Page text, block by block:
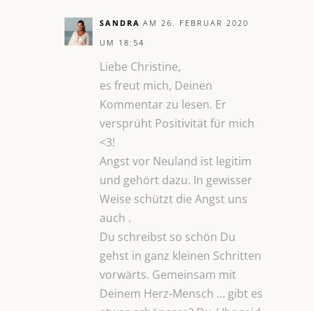
SANDRA AM 26. FEBRUAR 2020
UM 18:54
Liebe Christine,
es freut mich, Deinen
Kommentar zu lesen. Er
versprüht Positivität für mich
<3!
Angst vor Neuland ist legitim
und gehört dazu. In gewisser
Weise schützt die Angst uns
auch .
Du schreibst so schön Du
gehst in ganz kleinen Schritten
vorwärts. Gemeinsam mit
Deinem Herz-Mensch … gibt es